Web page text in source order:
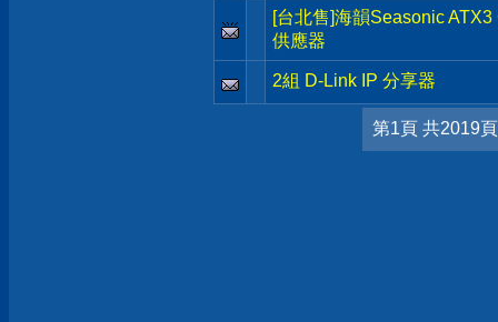
[台北售]海韻Seasonic
供應器
2組 D-Link IP 分享器
第1頁 共2019頁